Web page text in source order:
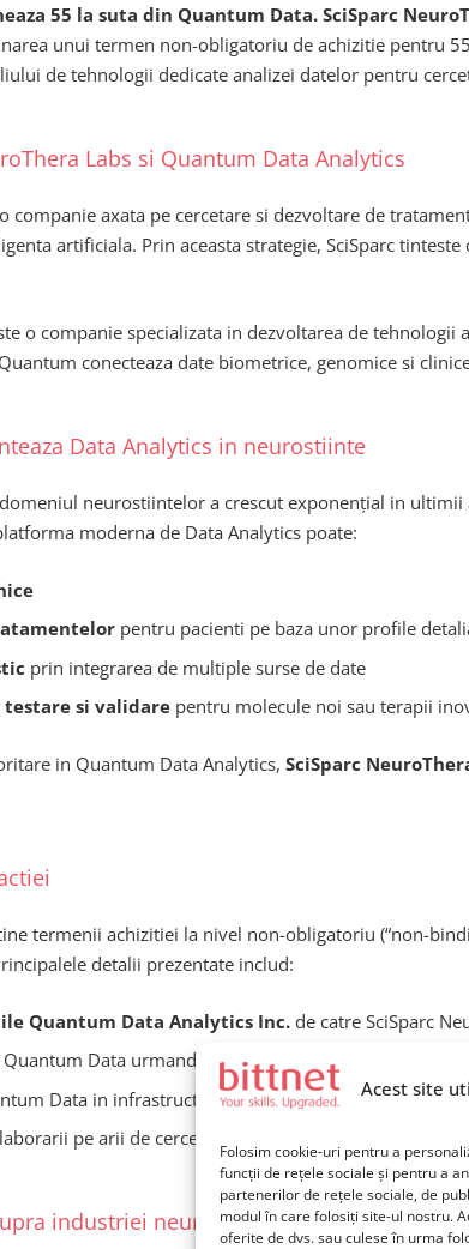
Acest site
Folosim cookie-uri pentru a
funcții de rețele sociale și pentru a
partenerilor de rețele sociale, de
modul în care folosiți site-ul nostru.
oferite de dvs. sau culese în urma
55 la suta din Quantum Data. SciSparc
unui termen non-obligatoriu de achizitie pentru
de tehnologii dedicate analizei datelor pentru
Labs si Quantum Data Analytics
companie axata pe cercetare si dezvoltare de
artificiala. Prin aceasta strategie, SciSparc
o companie specializata in dezvoltarea de
conecteaza date biometrice, genomice si
Data Analytics in neurostiinte
neurostiintelor a crescut exponenţial in
moderna de Data Analytics poate:
pentru pacienti pe baza unor profile
prin integrarea de multiple surse de date
testare si validarepentru molecule noi sau terapii
in Quantum Data Analytics, SciSparc
termenii achizitiei la nivel non-obligatoriu (“non-
detalii prezentate includ:
Quantum Data Analytics Inc.de catre SciSparc
Data urmand sa se stabileasca ulterior
Data in infrastructura SciSparc
pe arii de cercetare noi bazate pe AI si data
industriei neuroterapiei si analizei